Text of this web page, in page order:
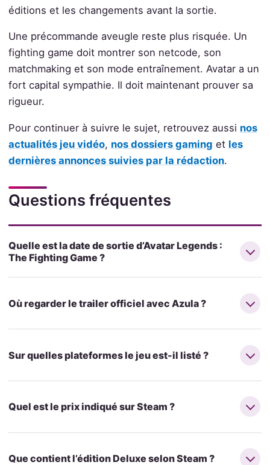
éditions et les changements avant la sortie.
Une précommande aveugle reste plus risquée. Un
fighting game doit montrer son netcode, son
matchmaking et son mode entraînement. Avatar a un
fort capital sympathie. Il doit maintenant prouver sa
rigueur.
Pour continuer à suivre le sujet, retrouvez aussi nos
actualités jeu vidéo, nos dossiers gaming et les
dernières annonces suivies par la rédaction.
Questions fréquentes
Quelle est la date de sortie d’Avatar Legends :
The Fighting Game ?
Où regarder le trailer officiel avec Azula ?
Sur quelles plateformes le jeu est-il listé ?
Quel est le prix indiqué sur Steam ?
Que contient l’édition Deluxe selon Steam ?